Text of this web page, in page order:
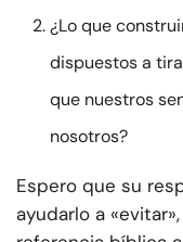
¿Lo que
dispuestos a
que nuestros
nosotros?
Espero que su
ayudarlo a